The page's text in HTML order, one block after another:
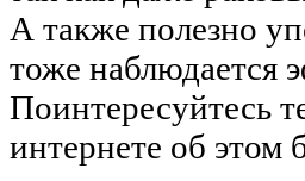
А также полезно
тоже наблюдается
Поинтересуйтесь
интернете об этом